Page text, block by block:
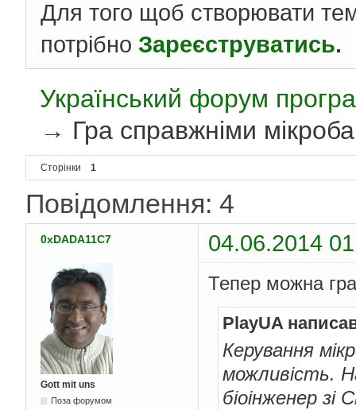
Для того щоб створювати
потрібно Зареєструватись.
Український форум
→ Гра справжніми
Сторінки 1
Повідомлення: 4
0xDADA11C7 04.06.2014
Gott mit uns
Поза форумом
Тепер можна
PlayUA
Керування
можливість.
біоінженер